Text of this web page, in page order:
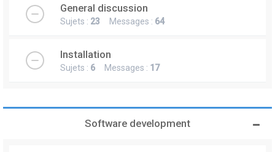
General discussion
Sujets : 23 Messages : 64
Installation
Sujets : 6 Messages : 17
Software development